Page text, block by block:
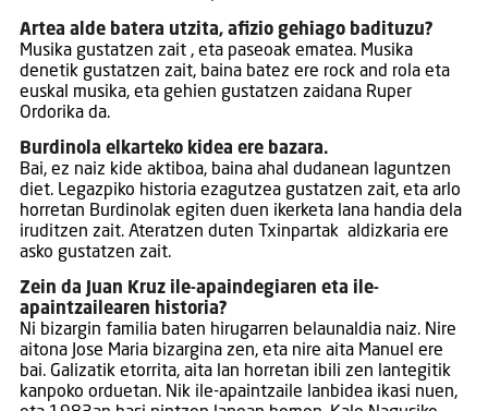
Artea alde batera utzita, afizio gehiago badituzu?
Musika gustatzen zait , eta paseoak ematea. Musika
denetik gustatzen zait, baina batez ere rock and rola eta
euskal musika, eta gehien gustatzen zaidana Ruper
Ordorika da.
Burdinola elkarteko kidea ere bazara.
Bai, ez naiz kide aktiboa, baina ahal dudanean laguntzen
diet. Legazpiko historia ezagutzea gustatzen zait, eta arlo
horretan Burdinolak egiten duen ikerketa lana handia dela
iruditzen zait. Ateratzen duten Txinpartak aldizkaria ere
asko gustatzen zait.
Zein da Juan Kruz ile-apaindegiaren eta ile-
apaintzailearen historia?
Ni bizargin familia baten hirugarren belaunaldia naiz. Nire
aitona Jose Maria bizargina zen, eta nire aita Manuel ere
bai. Galizatik etorrita, aita lan horretan ibili zen lantegitik
kanpoko orduetan. Nik ile-apaintzaile lanbidea ikasi nuen,